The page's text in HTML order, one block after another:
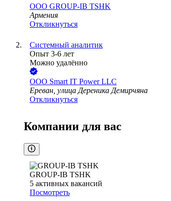
ООО GROUP-IB TSHK
Армения
Откликнуться
Системный аналитик
Опыт 3-6 лет
Можно удалённо
ООО Smart IT Power LLC
Ереван, улица Дереника Демирчяна
Откликнуться
Компании для вас
GROUP-IB TSHK
5 активных вакансий
Посмотреть